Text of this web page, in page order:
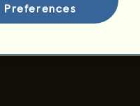
Preferences